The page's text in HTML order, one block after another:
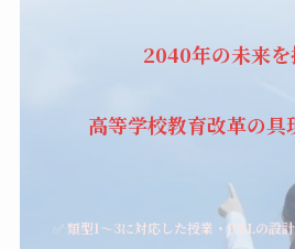
2040年の未来を
高等学校教育改革の具
✅類型1〜3に対応した授業・PBLの設